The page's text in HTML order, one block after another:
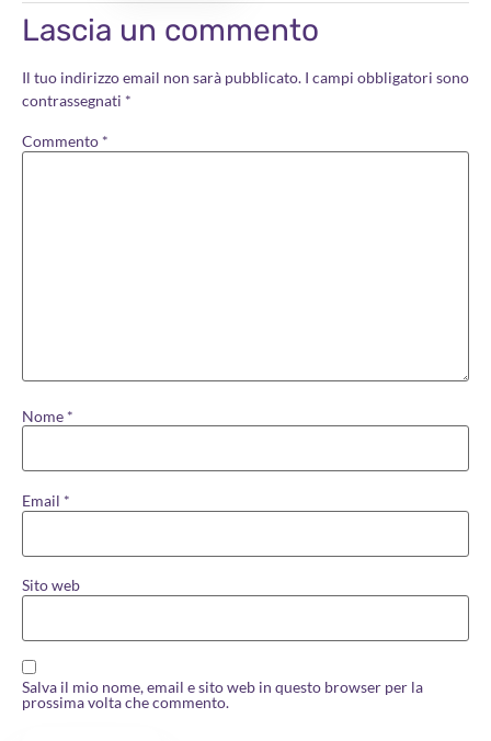
Lascia un commento
Il tuo indirizzo email non sarà pubblicato. I campi obbligatori sono
contrassegnati *
Commento *
Nome *
Email *
Sito web
Salva il mio nome, email e sito web in questo browser per la
prossima volta che commento.